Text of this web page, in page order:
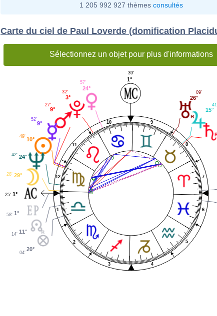
1 205 992 927 thèmes consultés
Carte du ciel de Paul Loverde (domification
Sélectionnez un objet pour plus d'informations
1
2
3 4
5
6
7
8
9
10
11
12
15°
26°
09'
1°
39'
24°
57'
3°
32'
9°
27'
9°
52'
10°
49'
24°
42'
29°
28'
1°
25'
1°
58'
11°
14'
20°
04'